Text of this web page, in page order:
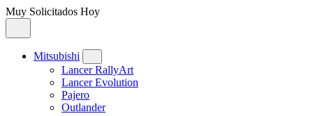
Muy Solicitados Hoy
Mitsubishi
Lancer RallyArt
Lancer Evolution
Pajero
Outlander